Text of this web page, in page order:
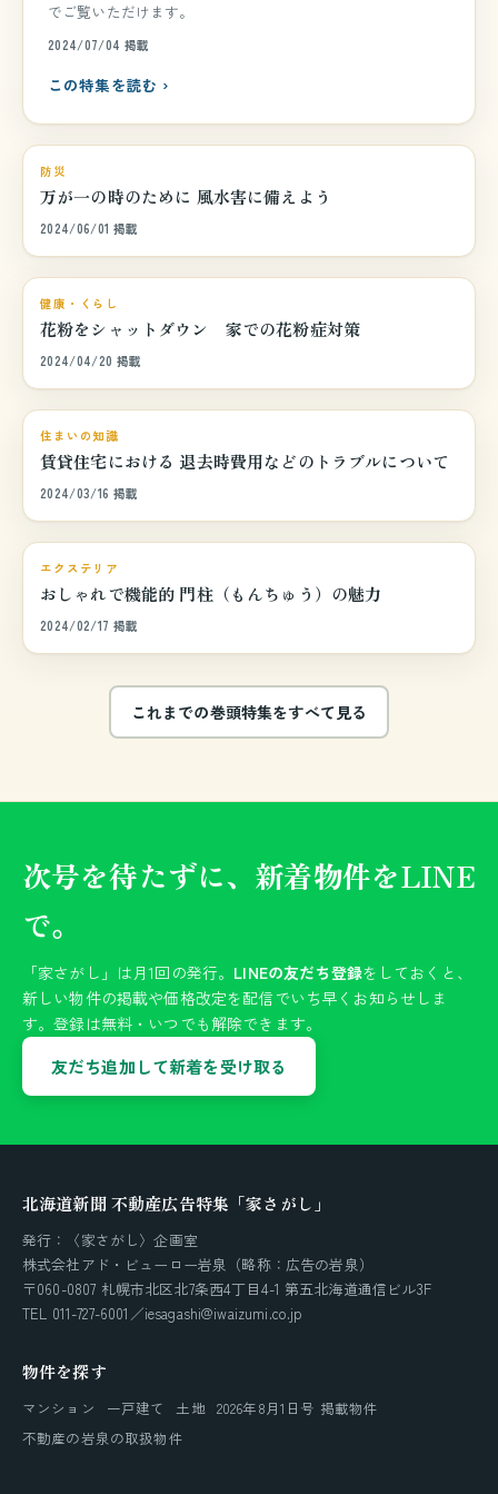
でご覧いただけます。
2024/07/04 掲載
この特集を読む ›
巻頭特集
防災
万が一の時のために 風水害に備えよう
2024/06/01 掲載
巻頭特集
健康・くらし
花粉をシャットダウン 家での花粉症対策
2024/04/20 掲載
巻頭特集
住まいの知識
賃貸住宅における 退去時費用などのトラブルについて
2024/03/16 掲載
巻頭特集
エクステリア
おしゃれで機能的 門柱（もんちゅう）の魅力
2024/02/17 掲載
これまでの巻頭特集をすべて見る
次号を待たずに、新着物件をLINE
で。
「家さがし」は月1回の発行。 LINEの友だち登録をしておくと、
新しい物件の掲載や価格改定を配信でいち早くお知らせしま
す。登録は無料・いつでも解除できます。
友だち追加して新着を受け取る
北海道新聞 不動産広告特集「家さがし」
発行：〈家さがし〉企画室
株式会社アド・ビューロー岩泉（略称：広告の岩泉）
〒060-0807 札幌市北区北7条西4丁目4-1 第五北海道通信ビル3F
TEL 011-727-6001／iesagashi@iwaizumi.co.jp
物件を探す
マンション 一戸建て 土地 2026年8月1日号 掲載物件
不動産の岩泉の取扱物件